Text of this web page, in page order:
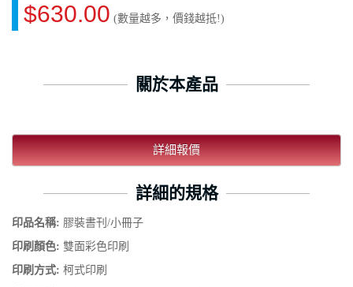
$630.00 (數量越多，價錢越抵!)
關於本產品
詳細報價
詳細的規格
印品名稱: 膠裝書刊/小冊子
印刷顏色: 雙面彩色印刷
印刷方式: 柯式印刷